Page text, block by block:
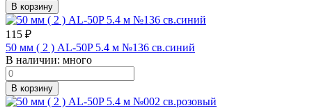
В корзину
115 ₽
50 мм ( 2 ) AL-50P 5.4 м №136 св.синий
В наличии: много
В корзину